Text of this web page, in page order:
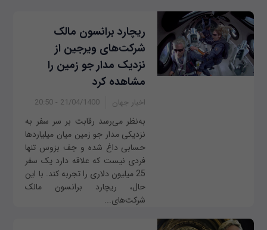
ریچارد برانسون مالک
شرکت‌های ویرجین از
نزدیک مدار جو زمین را
مشاهده کرد
اخبار جهان 21/04/1400 - 20:50
به‌نظر می‌رسد رقابت بر سر سفر به
نزدیکی مدار جو زمین میان میلیاردها
حسابی داغ شده و جف بزوس تنها
فردی نیست که علاقه دارد یک سفر
25 میلیون دلاری را تجربه کند. با این
حال، ریچارد برانسون مالک
شرکت‌های...